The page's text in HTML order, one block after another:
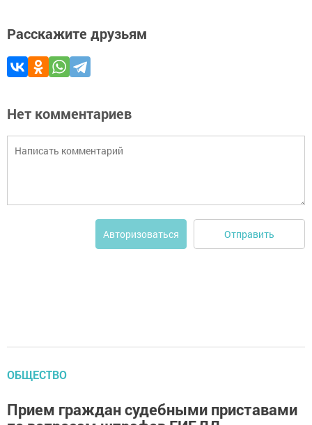
Расскажите друзьям
Нет комментариев
Авторизоваться Отправить
ОБЩЕСТВО
Прием граждан судебными приставами